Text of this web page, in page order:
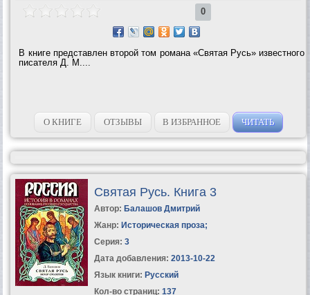
0
В книге представлен второй том романа «Святая Русь» известного
писателя Д. М....
О КНИГЕ ОТЗЫВЫ В ИЗБРАННОЕ ЧИТАТЬ
Святая Русь. Книга 3
Автор: Балашов Дмитрий
Жанр: Историческая проза;
Серия: 3
Дата добавления: 2013-10-22
Язык книги: Русский
Кол-во страниц: 137